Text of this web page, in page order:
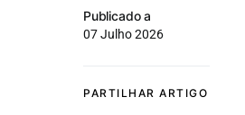
Publicado a
07 Julho 2026
PARTILHAR ARTIGO